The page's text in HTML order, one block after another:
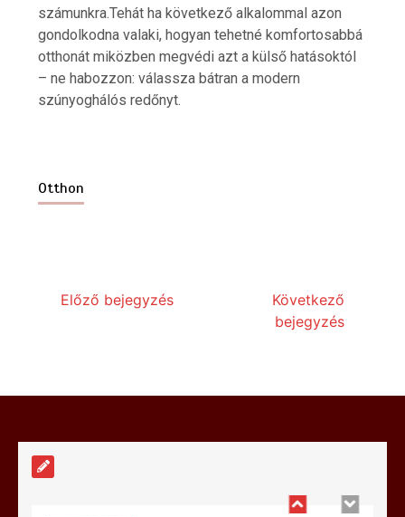
számunkra.Tehát ha következő alkalommal azon
gondolkodna valaki, hogyan tehetné komfortosabbá
otthonát miközben megvédi azt a külső hatásoktól
– ne habozzon: válassza bátran a modern
szúnyoghálós redőnyt.
Otthon
Előző bejegyzés
Következő
bejegyzés
Hogyan lehet egyszerűvé tenni a
kárpittisztítás lépéseit?